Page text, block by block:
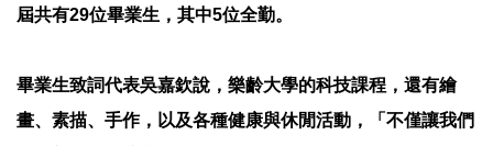
屆共有29位畢業生，其中5位全勤。
畢業生致詞代表吳嘉欽說，樂齡大學的科技課程，還有繪
畫、素描、手作，以及各種健康與休閒活動，「不僅讓我們